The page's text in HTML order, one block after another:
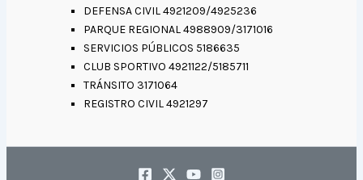
DEFENSA CIVIL 4921209/4925236
PARQUE REGIONAL 4988909/3171016
SERVICIOS PÚBLICOS 5186635
CLUB SPORTIVO 4921122/5185711
TRÁNSITO 3171064
REGISTRO CIVIL 4921297